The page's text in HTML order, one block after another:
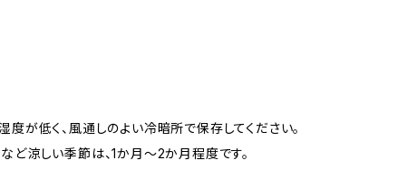
が低く、風通しのよい冷暗所で保存してください。
涼しい季節は、1か月～2か月程度です。